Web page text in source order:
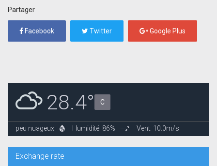
Partager
Facebook Twitter Google Plus
28.4° C
peu nuageux Humidité: 86% Vent: 10.0m/s
Exchange rate